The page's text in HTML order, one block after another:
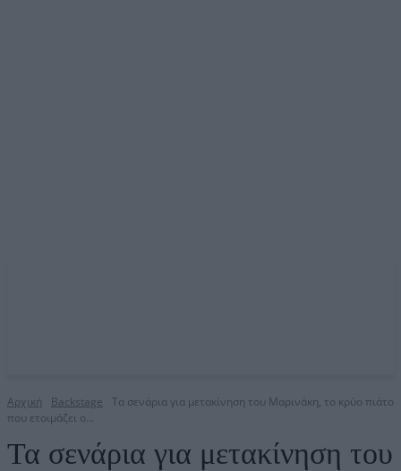
Αρχική Backstage
Τα σενάρια για μετακίνηση του Μαρινάκη, το κρύο πιάτο
που ετοιμάζει ο...
Τα σενάρια για μετακίνηση του